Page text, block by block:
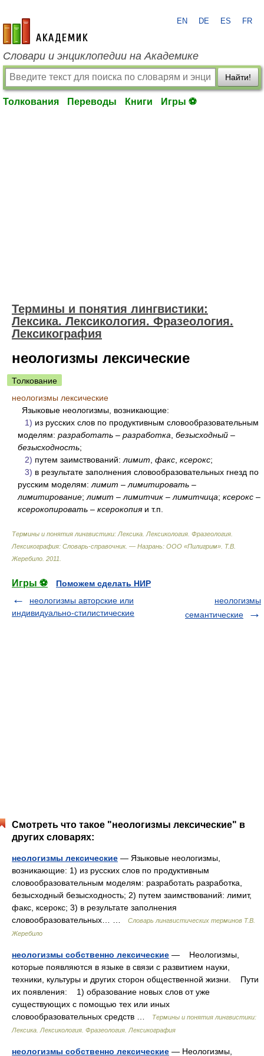
academic.ru
EN DE ES FR
Словари и энциклопедии на Академике
Найти!
Толкования Переводы Книги Игры ⚽
Термины и понятия лингвистики:
Лексика. Лексикология. Фразеология.
Лексикография
неологизмы лексические
Толкование
неологизмы лексические
Языковые неологизмы, возникающие:
1) из русских слов по продуктивным словообразовательным
моделям: разработать – разработка безысходный –
безысходность;
2) путем заимствований: лимит факс ксерокс;
3) в результате заполнения словообразовательных гнезд по
русским моделям: лимит – лимитировать –
лимитирование; лимит – лимитчик – лимитчица; ксерокс –
ксерокопировать – ксерокопияи т.п.
Термины и понятия лингвистики: Лексика. Лексикология. Фразеология.
Лексикография: Словарь-справочник. — Назрань: ООО «Пилигрим» Т.В.
Жеребило 2011
Игры ⚽
Поможем сделать НИР
неологизмы авторские или
индивидуально-стилистические
неологизмы
семантические
Смотреть что такое "неологизмы лексические" в
других словарях:
неологизмы лексические — Языковые неологизмы,
возникающие: 1) из русских слов по продуктивным
словообразовательным моделям: разработать разработка,
безысходный безысходность; 2) путем заимствований: лимит,
факс, ксерокс; 3) в результате заполнения
словообразовательных… …
Словарь лингвистических терминов Т.В.
Жеребило
неологизмы собственно лексические — Неологизмы,
которые появляются в языке в связи с развитием науки,
техники, культуры и других сторон общественной жизни. Пути
их появления: 1) образование новых слов от уже
существующих с помощью тех или иных
словообразовательных средств …
Термины и понятия лингвистики:
Лексика. Лексикология. Фразеология. Лексикография
неологизмы собственно лексические — Неологизмы,